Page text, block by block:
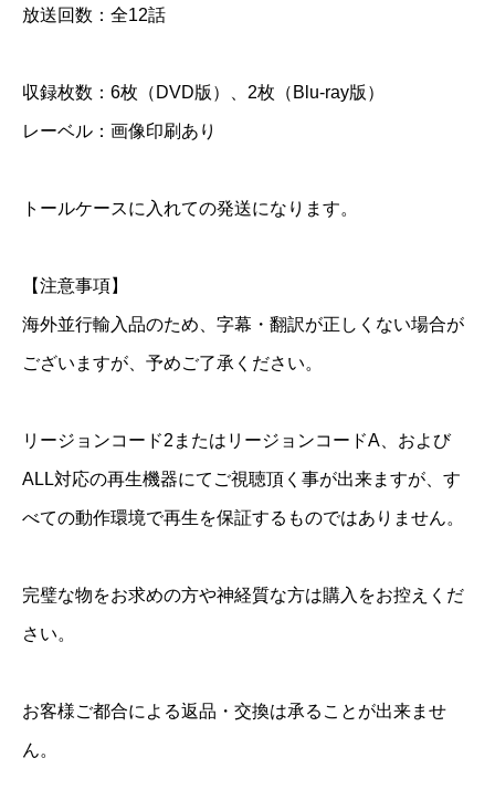
全
D
B
l
-
r
a
個
放送回数：全12話
収録枚数：6枚（DVD版）、2枚（Blu-ray版）
レーベル：画像印刷あり
トールケースに入れての発送になります。
【注意事項】
海外並行輸入品のため、字幕・翻訳が正しくない場合が
ございますが、予めご了承ください。
リージョンコード2またはリージョンコードA、および
ALL対応の再生機器にてご視聴頂く事が出来ますが、す
べての動作環境で再生を保証するものではありません。
完璧な物をお求めの方や神経質な方は購入をお控えくだ
さい。
お客様ご都合による返品・交換は承ることが出来ませ
ん。